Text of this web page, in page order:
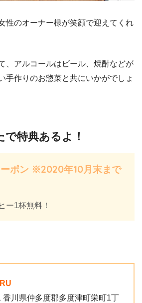
性のオーナー様が笑顔で迎えてくれ
、アルコールはビール、焼酎などが
手作りのお惣菜と共にいかがでしょ
で特典あるよ！
ポン ※2020年10月末まで
ー1杯無料！
香川県仲多度郡多度津町栄町1丁